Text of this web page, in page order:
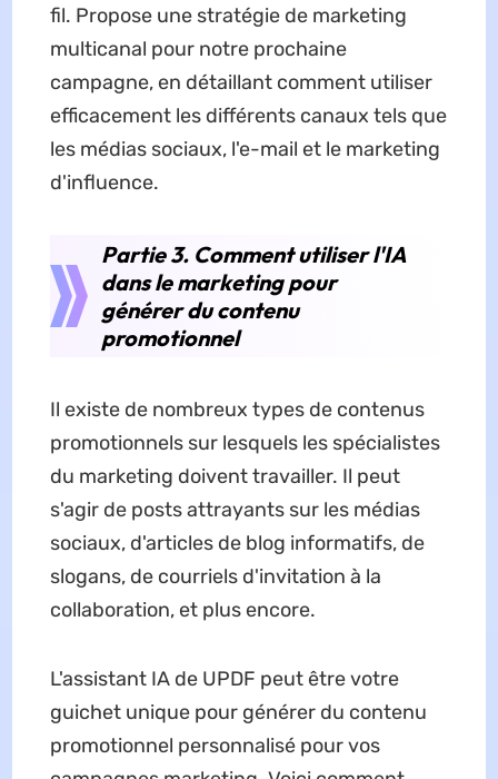
fil. Propose une stratégie de marketing
multicanal pour notre prochaine
campagne, en détaillant comment utiliser
efficacement les différents canaux tels que
les médias sociaux, l'e-mail et le marketing
d'influence.
Partie 3. Comment utiliser l'IA
dans le marketing pour
générer du contenu
promotionnel
Il existe de nombreux types de contenus
promotionnels sur lesquels les spécialistes
du marketing doivent travailler. Il peut
s'agir de posts attrayants sur les médias
sociaux, d'articles de blog informatifs, de
slogans, de courriels d'invitation à la
collaboration, et plus encore.
L'assistant IA de UPDF peut être votre
guichet unique pour générer du contenu
promotionnel personnalisé pour vos